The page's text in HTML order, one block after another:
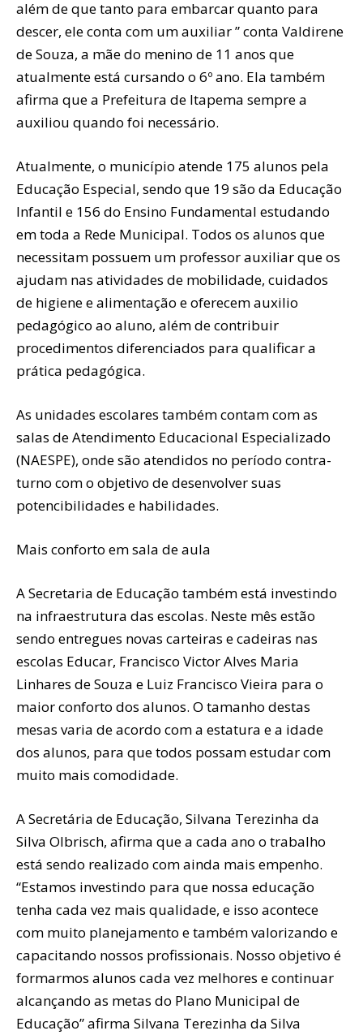
além de que tanto para embarcar quanto para
descer, ele conta com um auxiliar ” conta Valdirene
de Souza, a mãe do menino de 11 anos que
atualmente está cursando o 6º ano. Ela também
afirma que a Prefeitura de Itapema sempre a
auxiliou quando foi necessário.
Atualmente, o município atende 175 alunos pela
Educação Especial, sendo que 19 são da Educação
Infantil e 156 do Ensino Fundamental estudando
em toda a Rede Municipal. Todos os alunos que
necessitam possuem um professor auxiliar que os
ajudam nas atividades de mobilidade, cuidados
de higiene e alimentação e oferecem auxilio
pedagógico ao aluno, além de contribuir
procedimentos diferenciados para qualificar a
prática pedagógica.
As unidades escolares também contam com as
salas de Atendimento Educacional Especializado
(NAESPE), onde são atendidos no período contra-
turno com o objetivo de desenvolver suas
potencibilidades e habilidades.
Mais conforto em sala de aula
A Secretaria de Educação também está investindo
na infraestrutura das escolas. Neste mês estão
sendo entregues novas carteiras e cadeiras nas
escolas Educar, Francisco Victor Alves Maria
Linhares de Souza e Luiz Francisco Vieira para o
maior conforto dos alunos. O tamanho destas
mesas varia de acordo com a estatura e a idade
dos alunos, para que todos possam estudar com
muito mais comodidade.
A Secretária de Educação, Silvana Terezinha da
Silva Olbrisch, afirma que a cada ano o trabalho
está sendo realizado com ainda mais empenho.
“Estamos investindo para que nossa educação
tenha cada vez mais qualidade, e isso acontece
com muito planejamento e também valorizando e
capacitando nossos profissionais. Nosso objetivo é
formarmos alunos cada vez melhores e continuar
alcançando as metas do Plano Municipal de
Educação” afirma Silvana Terezinha da Silva